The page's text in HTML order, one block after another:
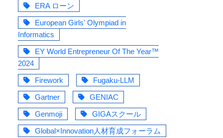
ERA ローン
European Girls' Olympiad in
Informatics
EY World Entrepreneur Of The Year™
2024
Firework
Fugaku-LLM
Gartner
GENIAC
Genmoji
GIGAスクール
Global×Innovation人材育成フォーラム